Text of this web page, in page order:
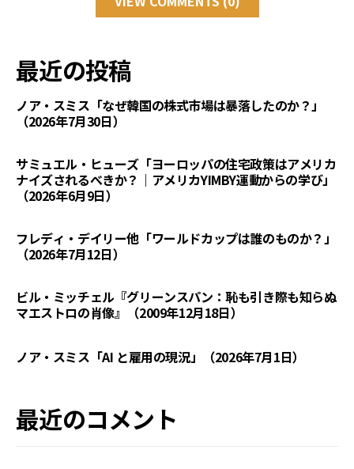
最近の投稿
ノア・スミス「なぜ韓国の株式市場は暴落したのか？」
（2026年7月30日）
サミュエル・ヒューズ「ヨーロッパの住宅政策はアメリカ
ナイズされるべきか？｜アメリカYIMBY運動からの学び」
（2026年6月9日）
フレディ・デイリー他「ワールドカップは誰のものか？」
（2026年7月12日）
ビル・ミッチェル『グリーンスパン：恥も引き際も知らぬ
マエストロの肖像』（2009年12月18日）
ノア・スミス「AI と雇用の現況」（2026年7月1日）
最近のコメント